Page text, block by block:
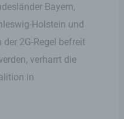
Bayern,
Holstein und
2G-Regel befreit
verharrt die
in